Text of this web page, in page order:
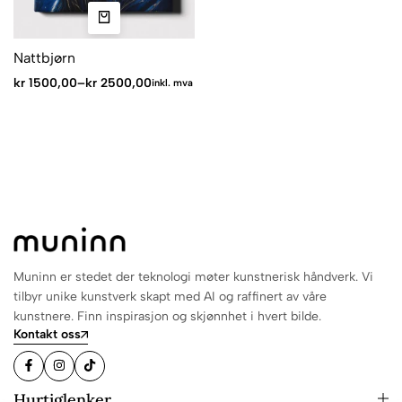
Nattbjørn
kr 1500,00–kr 2500,00inkl. mva
Muninn er stedet der teknologi møter kunstnerisk håndverk. Vi
tilbyr unike kunstverk skapt med AI og raffinert av våre
kunstnere. Finn inspirasjon og skjønnhet i hvert bilde.
Kontakt oss